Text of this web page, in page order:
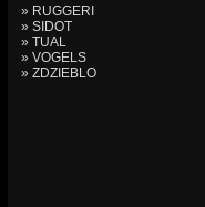
» RUGGERI
» SIDOT
» TUAL
» VOGELS
» ZDZIEBLO